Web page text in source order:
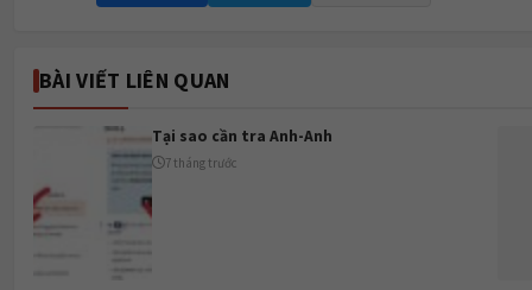
BÀI VIẾT LIÊN QUAN
Tại sao cần tra Anh-Anh
7 tháng trước